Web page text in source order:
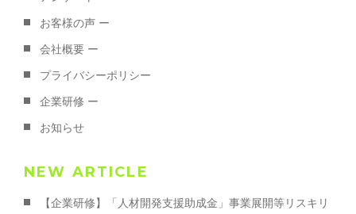
お客様の声 ー
会社概要 ー
プライバシーポリシー
企業研修 ー
お知らせ
NEW ARTICLE
【企業研修】「人材開発支援助成金」事業展開等リスキリ